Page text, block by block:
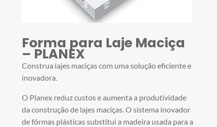
Forma para Laje Maciça
– PLANEX
Construa lajes maciças com uma solução eficiente e
inovadora.
O Planex reduz custos e aumenta a produtividade
da construção de lajes maciças. O sistema inovador
de fôrmas plásticas substitui a madeira usada para a